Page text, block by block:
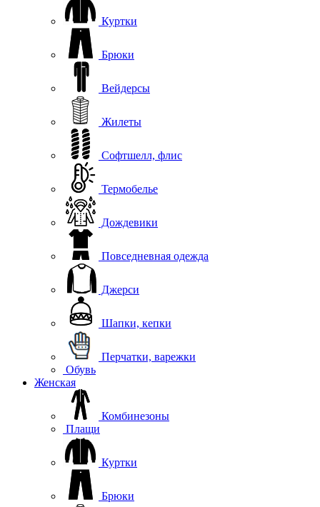
Куртки
Брюки
Вейдерсы
Жилеты
Софтшелл, флис
Термобелье
Дождевики
Повседневная одежда
Джерси
Шапки, кепки
Перчатки, варежки
Обувь
Женская
Комбинезоны
Плащи
Куртки
Брюки